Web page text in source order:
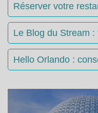
Réserver votre
Le Blog du Stream
Hello Orlando :